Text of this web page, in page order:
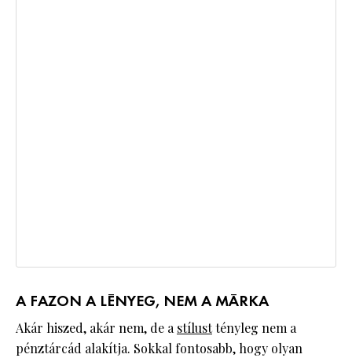
A FAZON A LÉNYEG, NEM A MÁRKA
Akár hiszed, akár nem, de astílusttényleg nem a
pénztárcád alakítja. Sokkal fontosabb, hogy olyan